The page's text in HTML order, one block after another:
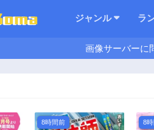
ジャンル ラ
画像サーバーに
8時間前 8